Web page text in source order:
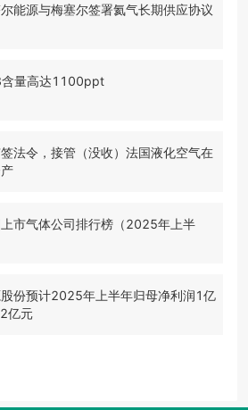
能源与梅塞尔签署氦气长期供应协议
量高达1100ppt
法令，接管（没收）法国液化空气在
市气体公司排行榜（2025年上半
份预计2025年上半年归母净利润1亿
亿元